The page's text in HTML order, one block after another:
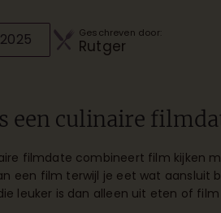
Geschreven door:
Rutger
een culinaire
filmdate combineert film kijken
een film terwijl je eet wat aansluit
leuker is dan alleen uit eten of film